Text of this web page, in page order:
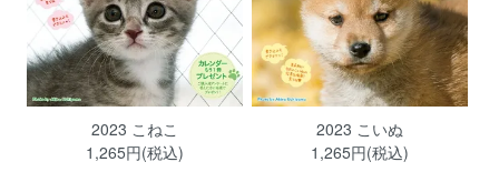
2023 こねこ
1,265円(税込)
2023 こいぬ
1,265円(税込)